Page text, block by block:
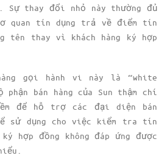
Sự thay đổi nhỏ này thường đủ
quan tín dụng trả về điểm tín
tên thay vì khách hàng ký hợp
gọi hành vi này là “white
phận bán hàng của Sun thậm chí
để hỗ trợ các đại diện bán
sử dụng cho việc kiểm tra tín
ký hợp đồng không đáp ứng được